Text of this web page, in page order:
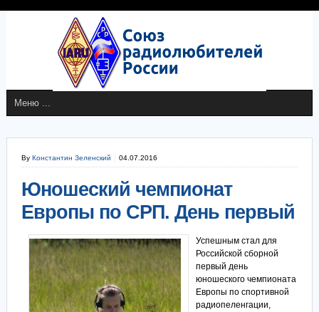
By Константин Зеленский 04.07.2016
Юношеский чемпионат
Европы по СРП. День первый
Успешным стал для
Российской сборной
первый день
юношеского чемпионата
Европы по спортивной
радиопеленгации,